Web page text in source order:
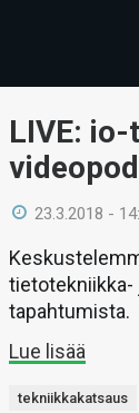
LIVE:
23.3.2018 -
tapahtumista.
Lue lisää
tekniikkakatsaus